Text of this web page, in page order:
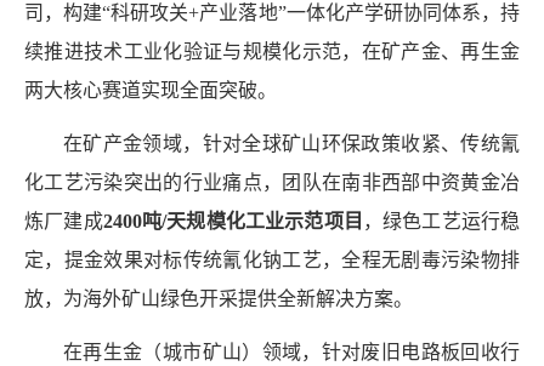
司，构建“科研攻关+产业落地”一体化产学研协同体系，持
续推进技术工业化验证与规模化示范，在矿产金、再生金
两大核心赛道实现全面突破。
在矿产金领域，针对全球矿山环保政策收紧、传统氰
化工艺污染突出的行业痛点，团队在南非西部中资黄金冶
炼厂建成2400吨/天规模化工业示范项目 ，绿色工艺运行稳
定，提金效果对标传统氰化钠工艺，全程无剧毒污染物排
放，为海外矿山绿色开采提供全新解决方案。
在再生金（城市矿山）领域，针对废旧电路板回收行